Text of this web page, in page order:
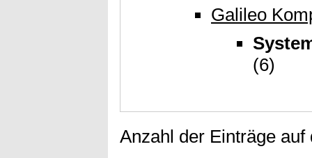
Galileo
(6)
Anzahl der Einträge